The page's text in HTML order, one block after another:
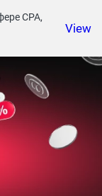
СРА,
View